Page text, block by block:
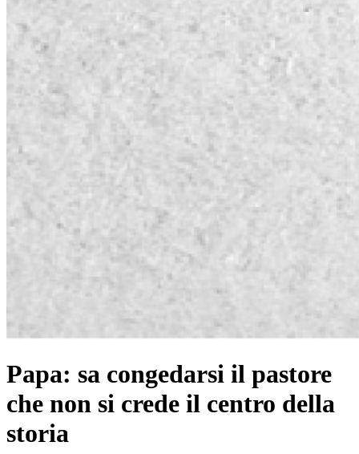
Papa: sa congedarsi il pastore
che non si crede il centro della
storia